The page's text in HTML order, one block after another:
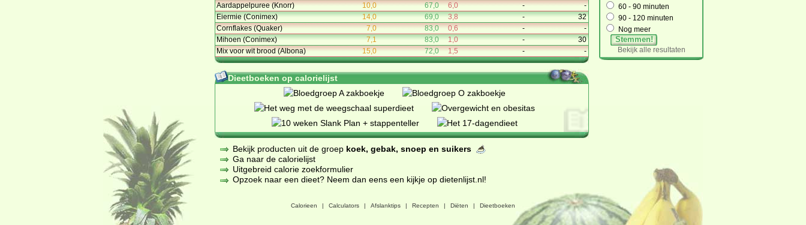
Aardappelpuree (Knorr)
10,0 67,0 6,0 -
-
Eiermie (Conimex)
14,0 69,0 3,8 -
32
Cornflakes (Quaker)
7,0 83,0 0,6 -
-
Mihoen (Conimex)
7,1 83,0 1,0 -
30
Mix voor wit brood (Albona)
15,0 72,0 1,5 - -
Dieetboeken op calorielijst
Bekijk producten uit de groep koek, gebak, snoep en suikers
Ga naar de calorielijst
Uitgebreid calorie zoekformulier
Opzoek naar een dieet? Neem dan eens een kijkje op dietenlijst.nl!
60 - 90 minuten
90 - 120 minuten
Nog meer
Stemmen!
Bekijk alle resultaten
Calorieen | Calculators | Afslanktips | Recepten | Diëten | Dieetboeken